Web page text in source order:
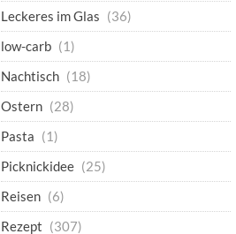
Leckeres im Glas (36)
low-carb (1)
Nachtisch (18)
Ostern (28)
Pasta (1)
Picknickidee (25)
Reisen (6)
Rezept (307)